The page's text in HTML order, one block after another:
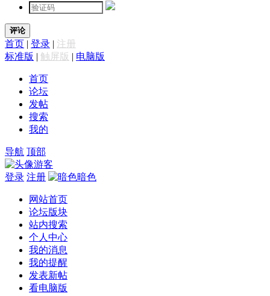
评论
首页 | 登录 | 注册
标准版 | 触屏版 | 电脑版
首页
论坛
发帖
搜索
我的
导航 顶部
游客
登录 注册 暗色
网站首页
论坛版块
站内搜索
个人中心
我的消息
我的提醒
发表新帖
看电脑版